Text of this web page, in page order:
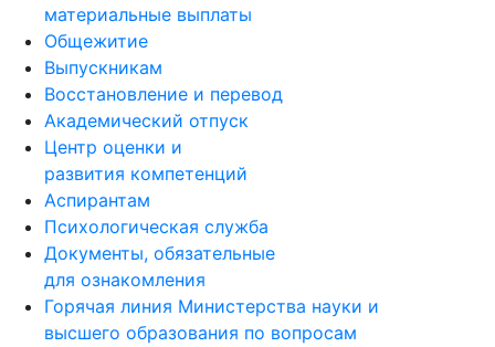
материальные выплаты
Общежитие
Выпускникам
Восстановление и перевод
Академический отпуск
Центр оценки и
развития компетенций
Аспирантам
Психологическая служба
Документы, обязательные
для ознакомления
Горячая линия Министерства науки и
высшего образования по вопросам